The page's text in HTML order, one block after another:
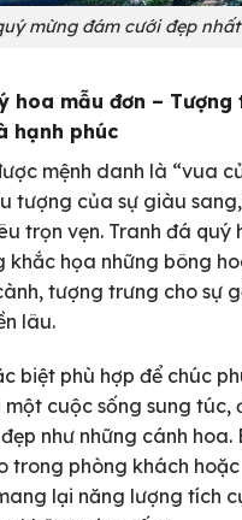
mừng đám cưới đẹp nhất
hoa mẫu đơn – Tượng
hạnh phúc
mệnh danh là “vua
tượng của sự giàu
trọn vẹn. Tranh đá quý
khắc họa những bông
tượng trưng cho sự
lâu.
biệt phù hợp để chúc
cuộc sống sung túc,
như những cánh hoa.
trong phòng khách hoặc
lại năng lượng tích